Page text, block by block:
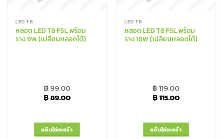
LED T8
หลอด LED T8 FSL พร้อม
ราง 9W (เปลี่ยนหลอดได้)
฿99.00
Original price was: ฿ 99.00.
฿89.00Current price is: ฿ 89.00.
หยิบใส่ตะกร้า
LED T8
หลอด LED T8 FSL พร้อม
ราง 18W (เปลี่ยนหลอดได้)
฿119.00
Original price was:
฿115.00Current
หยิบใส่ตะกร้า